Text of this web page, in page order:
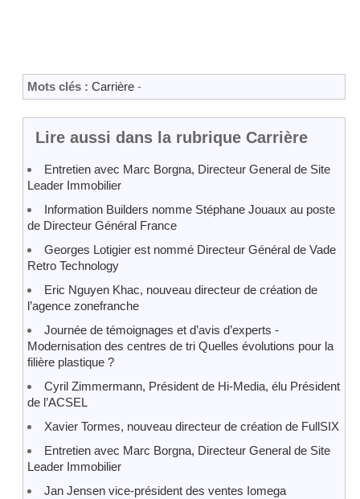
Mots clés : Carrière -
Lire aussi dans la rubrique Carrière
Entretien avec Marc Borgna, Directeur General de Site
Leader Immobilier
Information Builders nomme Stéphane Jouaux au poste
de Directeur Général France
Georges Lotigier est nommé Directeur Général de Vade
Retro Technology
Eric Nguyen Khac, nouveau directeur de création de
l’agence zonefranche
Journée de témoignages et d’avis d’experts -
Modernisation des centres de tri Quelles évolutions pour la
filière plastique ?
Cyril Zimmermann, Président de Hi-Media, élu Président
de l’ACSEL
Xavier Tormes, nouveau directeur de création de FullSIX
Entretien avec Marc Borgna, Directeur General de Site
Leader Immobilier
Jan Jensen vice-président des ventes Iomega